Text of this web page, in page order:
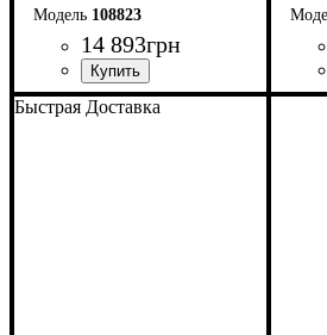
108823
14 893грн
Быстрая Доставка